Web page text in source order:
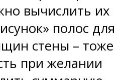
вычислить их
полос для
стены – тоже
при желании